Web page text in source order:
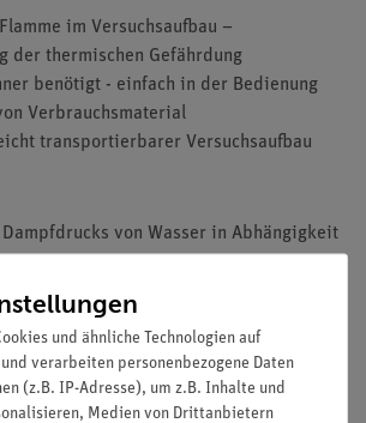
im Versuchsaufbau –
der thermischen Gefährdung
benötigt - einfach in der Bedienung
Verbrauchsmaterial
transportierbarer Versuchsaufbau
Dampfdrucks von Wasser in Abhängigkeit
Verdampfungswärme bei
Siedepunktes bei Normaldruck durch
und ähnliche Technologien auf
verarbeiten personenbezogene Daten
(z.B. IP-Adresse), um z.B. Inhalte und
Medien von Drittanbietern